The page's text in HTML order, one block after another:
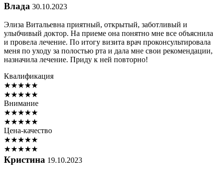
Влада 30.10.2023
Элиза Витальевна приятный, открытый, заботливый и
улыбчивый доктор. На приеме она понятно мне все объяснила
и провела лечение. По итогу визита врач проконсультировала
меня по уходу за полостью рта и дала мне свои рекомендации,
назначила лечение. Приду к ней повторно!
Квалификация
★★★★★
★★★★★
Внимание
★★★★★
★★★★★
Цена-качество
★★★★★
★★★★★
Кристина 19.10.2023